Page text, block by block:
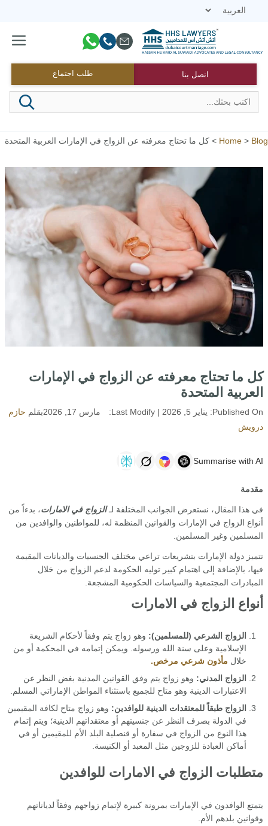
اتصل بنا طلب اجتماع
القائمة
Home > Blog
> كل ما تحتاج معرفته عن الزواج في الإمارات العربية المتحدة
كل ما تحتاج معرفته عن الزواج في الإمارات
العربية المتحدة
Published On: يناير 5, 2026 | Last Modify: مارس 17, 2026 بقلم حازم
درويش
Summarise with AI
مقدمة
في هذا المقال، نستعرض الجوانب المختلفة لـالزواج في الامارات، بدءاً من
أنواع الزواج في الإمارات والقوانين المنظمة له، للمواطنين والوافدين من
المسلمين وغير المسلمين.
تتميز دولة الإمارات بتشريعات تراعي مختلف الجنسيات والديانات المقيمة
فيها، بالإضافة إلى اهتمام كبير توليه الحكومة لدعم الزواج من خلال
المبادرات المجتمعية والسياسات الحكومية المشجعة.
أنواع الزواج في الامارات
الزواج الشرعي (للمسلمين): وهو زواج يتم وفقاً لأحكام الشريعة
الإسلامية وعلى سنة الله ورسوله. ويمكن إتمامه في المحكمة أو من
خلال مأذون شرعي مرخص.
الزواج المدني: وهو زواج يتم وفق القوانين المدنية بغض النظر عن
الاعتبارات الدينية وهو متاح للجميع باستثناء المواطن الإماراتي المسلم.
الزواج طبقاً للمعتقدات الدينية للوافدين: وهو زواج متاح لكافة المقيمين
في الدولة بصرف النظر عن جنسيتهم أو معتقداتهم الدينية؛ ويتم إتمام
هذا النوع من الزواج في سفارة أو قنصلية البلد الأم للمقيمين أو في
أماكن العبادة للزوجين مثل المعبد أو الكنيسة.
متطلبات الزواج في الامارات للوافدين
يتمتع الوافدون في الإمارات بمرونة كبيرة لإتمام زواجهم وفقاً لدياناتهم
وقوانين بلدهم الأم.